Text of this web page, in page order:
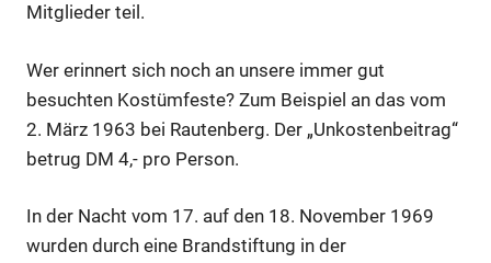
Mitglieder teil.
Wer erinnert sich noch an unsere immer gut
besuchten Kostümfeste? Zum Beispiel an das vom
2. März 1963 bei Rautenberg. Der „Unkostenbeitrag“
betrug DM 4,- pro Person.
In der Nacht vom 17. auf den 18. November 1969
wurden durch eine Brandstiftung in der